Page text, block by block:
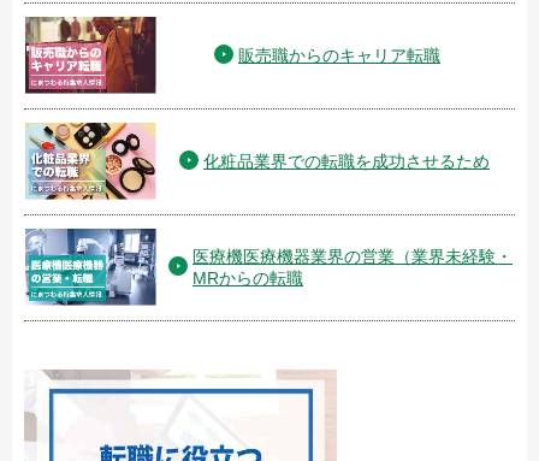
販売職からのキャリア転職
化粧品業界での転職を成功させるため
医療機医療機器業界の営業（業界未経験・
MRからの転職